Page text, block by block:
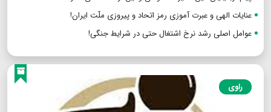
عنایات الهی و عبرت آموزی رمز اتحاد و پیروزی ملّت ایران!
عوامل اصلی رشد نرخ اشتغال حتی در شرایط جنگی!
راوی